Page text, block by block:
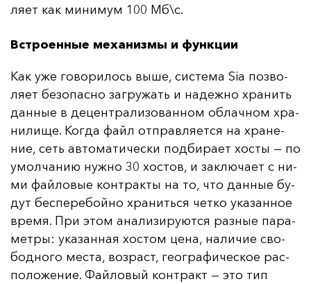
ля­ет как ми­ни­мум 100 Мб\с.
Встроенные механизмы и функции
Как уже го­во­ри­лось вы­ше, сис­те­ма Sia поз­во­
ля­ет бе­зо­пас­но заг­ру­жать и на­деж­но хра­нить
дан­ные в де­цен­тра­ли­зо­ван­ном об­лач­ном хра­
ни­ли­ще. Ког­да файл от­прав­ля­ет­ся на хра­не­
ние, сеть ав­то­ма­ти­чес­ки под­би­ра­ет хос­ты — по
умол­ча­нию нуж­но 30 хос­тов, и зак­лю­ча­ет с ни­
ми фай­ло­вые кон­трак­ты на то, что дан­ные бу­
дут бес­пе­ре­бой­но хра­нить­ся чет­ко ука­зан­ное
вре­мя. При этом ана­ли­зи­ру­ют­ся раз­ные па­ра­
мет­ры: ука­зан­ная хос­том це­на, на­ли­чие сво­
бод­но­го мес­та, воз­раст, ге­ог­ра­фи­чес­кое рас­
по­ло­же­ние. Фай­ло­вый кон­тракт — это тип